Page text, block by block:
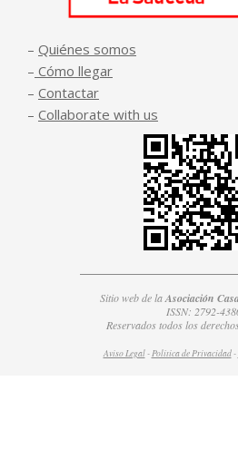
– Quiénes somos
– Cómo llegar
– Contactar
– Collaborate with us
Sitio web de laAsociación
ISSN: 2792-
Reservados todos los
Aviso Legal-Política de Privacidad-